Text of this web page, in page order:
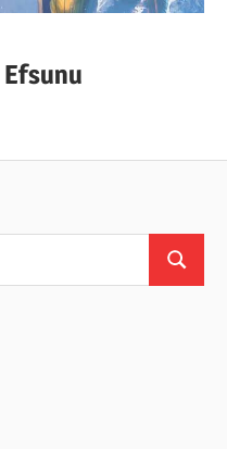
Search